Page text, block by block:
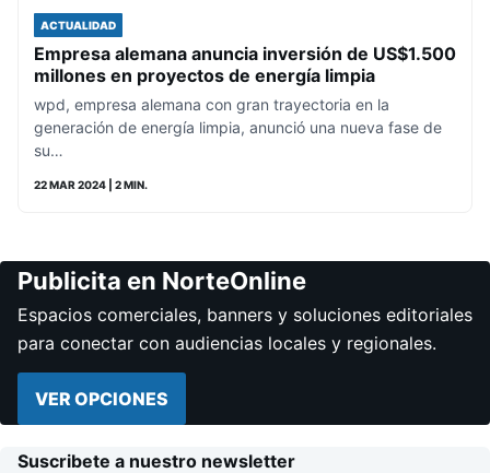
ACTUALIDAD
Empresa alemana anuncia inversión de US$1.500
millones en proyectos de energía limpia
wpd, empresa alemana con gran trayectoria en la
generación de energía limpia, anunció una nueva fase de
su…
22 MAR 2024 | 2 MIN.
Publicita en NorteOnline
Espacios comerciales, banners y soluciones editoriales
para conectar con audiencias locales y regionales.
VER OPCIONES
Suscribete a nuestro newsletter